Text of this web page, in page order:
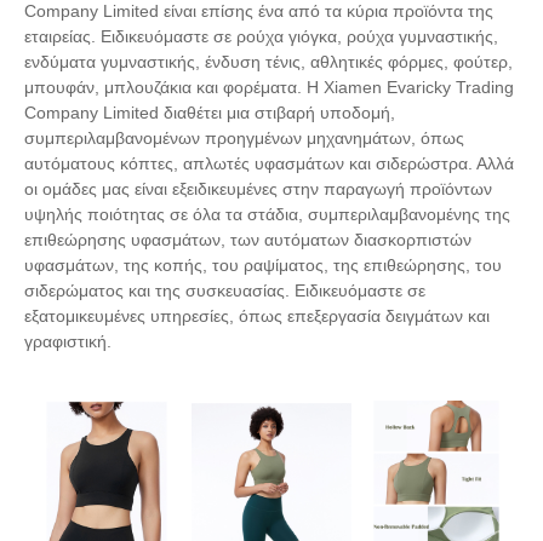
Company Limited είναι επίσης ένα από τα κύρια προϊόντα της
εταιρείας. Ειδικευόμαστε σε ρούχα γιόγκα, ρούχα γυμναστικής,
ενδύματα γυμναστικής, ένδυση τένις, αθλητικές φόρμες, φούτερ,
μπουφάν, μπλουζάκια και φορέματα. Η Xiamen Evaricky Trading
Company Limited διαθέτει μια στιβαρή υποδομή,
συμπεριλαμβανομένων προηγμένων μηχανημάτων, όπως
αυτόματους κόπτες, απλωτές υφασμάτων και σιδερώστρα. Αλλά
οι ομάδες μας είναι εξειδικευμένες στην παραγωγή προϊόντων
υψηλής ποιότητας σε όλα τα στάδια, συμπεριλαμβανομένης της
επιθεώρησης υφασμάτων, των αυτόματων διασκορπιστών
υφασμάτων, της κοπής, του ραψίματος, της επιθεώρησης, του
σιδερώματος και της συσκευασίας. Ειδικευόμαστε σε
εξατομικευμένες υπηρεσίες, όπως επεξεργασία δειγμάτων και
γραφιστική.